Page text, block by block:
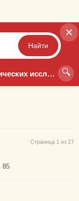
Мальцев - Центр генеалогических исследований 🔍
✕
Найти
Страница 1 из 27
85